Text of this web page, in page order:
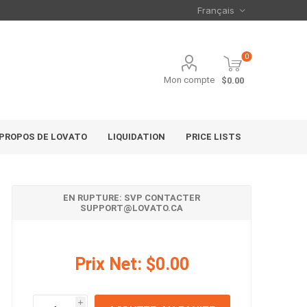
Mon compte
0
$0.00
DE LOVATO LIQUIDATION PRICE LISTS
EN RUPTURE: SVP CONTACTER
SUPPORT@LOVATO.CA
Prix Net: $0.00
i